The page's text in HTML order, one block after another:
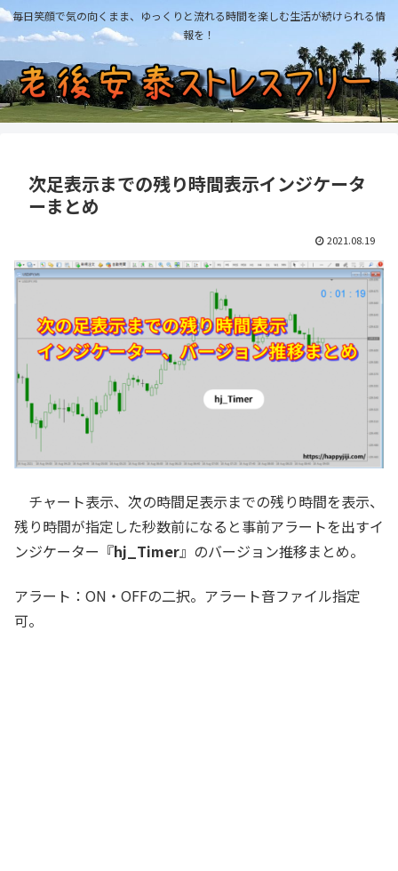
毎日笑顔で気の向くまま、ゆっくりと流れる時間を楽しむ生活が続けられる情
報を！
次足表示までの残り時間表示インジケータ
ーまとめ
2021.08.19
チャート表示、次の時間足表示までの残り時間を表示、
残り時間が指定した秒数前になると事前アラートを出すイ
ンジケーター『hj_Timer』のバージョン推移まとめ。
アラート：ON・OFFの二択。アラート音ファイル指定
可。